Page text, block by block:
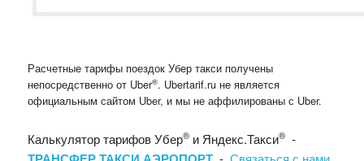
Расчетные тарифы поездок Убер такси получены
непосредственно от Uber®. Ubertarif.ru не является
официальным сайтом Uber, и мы не аффилированы с Uber.
Калькулятор тарифов Убер®и Яндекс.Такси® -